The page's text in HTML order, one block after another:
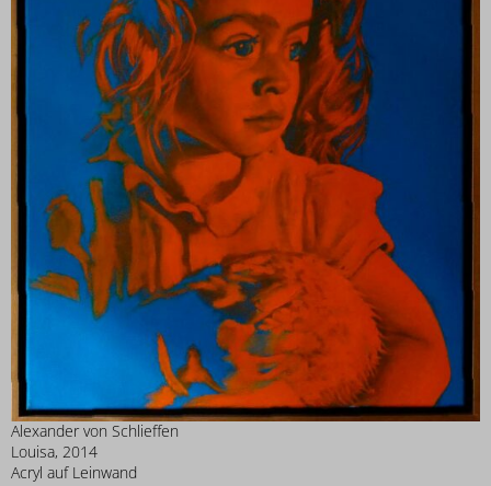
Alexander von Schlieffen
Louisa, 2014
Acryl auf Leinwand